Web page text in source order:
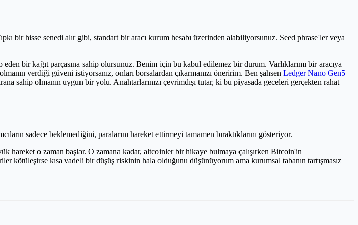
bir hisse senedi alır gibi, standart bir aracı kurum hesabı üzerinden alabiliyorsunuz. Seed phrase'ler veya
bir kağıt parçasına sahip olursunuz. Benim için bu kabul edilemez bir durum. Varlıklarımı bir aracıya
verdiği güveni istiyorsanız, onları borsalardan çıkarmanızı öneririm. Ben şahsen Ledger Nano Gen5
olmanın uygun bir yolu. Anahtarlarınızı çevrimdışı tutar, ki bu piyasada geceleri gerçekten rahat
sadece beklemediğini, paralarını hareket ettirmeyi tamamen bıraktıklarını gösteriyor.
hareket o zaman başlar. O zamana kadar, altcoinler bir hikaye bulmaya çalışırken Bitcoin'in
kısa vadeli bir düşüş riskinin hala olduğunu düşünüyorum ama kurumsal tabanın tartışmasız